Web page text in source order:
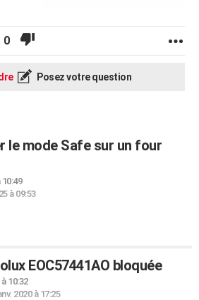
0
Posez votre question
le mode Safe sur un four
10:49
à 09:53
EOC57441AO bloquée
10:32
2020 à 17:25